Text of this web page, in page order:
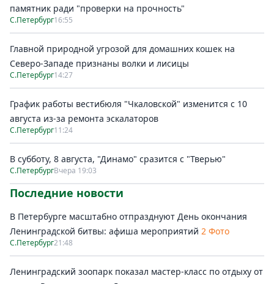
памятник ради "проверки на прочность"
С.Петербург16:55
Главной природной угрозой для домашних кошек на
Северо-Западе признаны волки и лисицы
С.Петербург14:27
График работы вестибюля "Чкаловской" изменится с 10
августа из-за ремонта эскалаторов
С.Петербург11:24
В субботу, 8 августа, "Динамо" сразится с "Тверью"
С.ПетербургВчера 19:03
Последние новости
В Петербурге масштабно отпразднуют День окончания
Ленинградской битвы: афиша мероприятий 2 Фото
С.Петербург21:48
Ленинградский зоопарк показал мастер-класс по отдыху от